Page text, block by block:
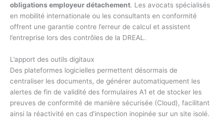
obligations employeur détachement. Les avocats spécialisés
en mobilité internationale ou les consultants en conformité
offrent une garantie contre l’erreur de calcul et assistent
l’entreprise lors des contrôles de la DREAL.
L’apport des outils digitaux
Des plateformes logicielles permettent désormais de
centraliser les documents, de générer automatiquement les
alertes de fin de validité des formulaires A1 et de stocker les
preuves de conformité de manière sécurisée (Cloud), facilitant
ainsi la réactivité en cas d’inspection inopinée sur un site isolé.